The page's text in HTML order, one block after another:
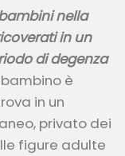
nella
in un
di degenza
è
in un
privato dei
figure adulte